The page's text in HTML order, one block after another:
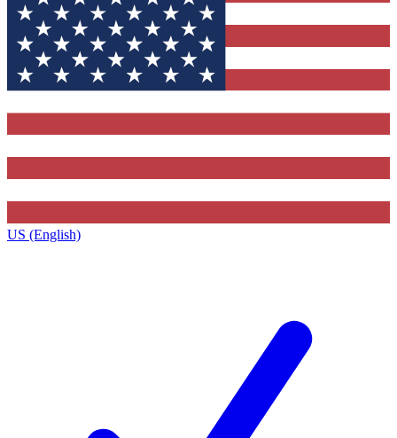
US (English)